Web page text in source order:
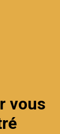
vous